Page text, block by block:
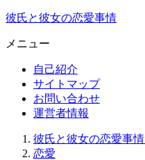
彼氏と彼女の恋愛事情
メニュー
自己紹介
サイトマップ
お問い合わせ
運営者情報
彼氏と彼女の恋愛事情
恋愛